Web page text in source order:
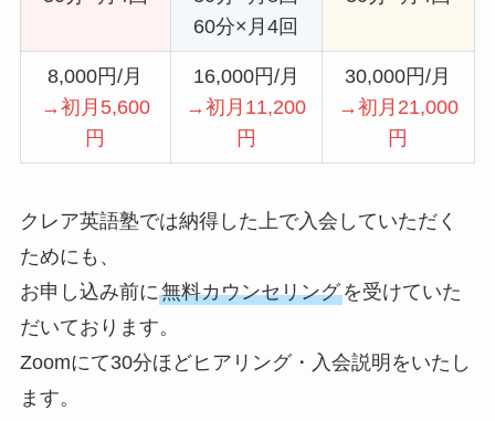
60分×月4回
8,000円/月
→初月5,600
円
16,000円/月
→初月11,200
円
30,000円/月
→初月21,000
円
クレア英語塾では納得した上で入会していただく
ためにも、
お申し込み前に無料カウンセリングを受けていた
だいております。
Zoomにて30分ほどヒアリング・入会説明をいたし
ます。